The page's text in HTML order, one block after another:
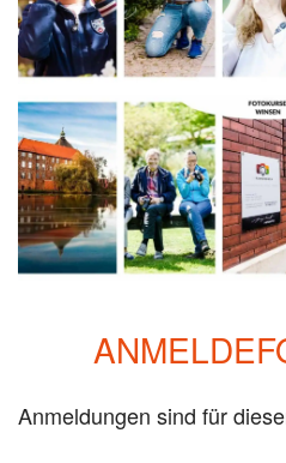
Anmeldungen sind für